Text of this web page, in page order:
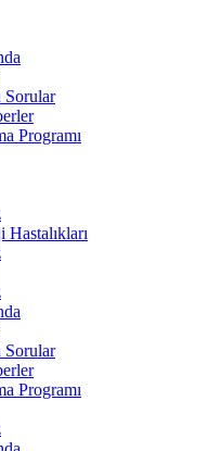
Sorular
Programı
Sorular
Programı